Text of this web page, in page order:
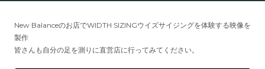
New Balanceのお店でWIDTH SIZINGウイズサイジングを体験する映像を
製作
皆さんも自分の足を測りに直営店に行ってみてください。